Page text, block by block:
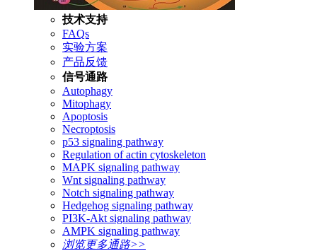
技术支持
FAQs
实验方案
产品反馈
信号通路
Autophagy
Mitophagy
Apoptosis
Necroptosis
p53 signaling pathway
Regulation of actin cytoskeleton
MAPK signaling pathway
Wnt signaling pathway
Notch signaling pathway
Hedgehog signaling pathway
PI3K-Akt signaling pathway
AMPK signaling pathway
浏览更多通路>>